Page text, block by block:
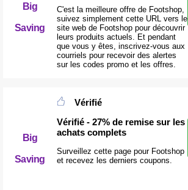
Big
Saving
C'est la meilleure offre de Footshop,
suivez simplement cette URL vers le
site web de Footshop pour découvrir
leurs produits actuels. Et pendant
que vous y êtes, inscrivez-vous aux
courriels pour recevoir des alertes
sur les codes promo et les offres.
Big
Saving
Vérifié
Vérifié - 27% de remise sur les
achats complets
Surveillez cette page pour Footshop
et recevez les derniers coupons.